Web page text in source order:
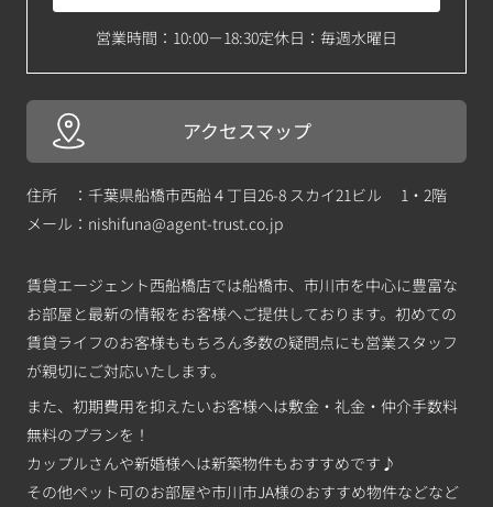
営業時間：10:00－18:30定休日：毎週水曜日
アクセスマップ
住所 ：千葉県船橋市西船４丁目26-8 スカイ21ビル 1・2階
メール： nishifuna@agent-trust.co.jp
賃貸エージェント西船橋店では船橋市、市川市を中心に豊富な
お部屋と最新の情報をお客様へご提供しております。初めての
賃貸ライフのお客様ももちろん多数の疑問点にも営業スタッフ
が親切にご対応いたします。
また、初期費用を抑えたいお客様へは敷金・礼金・仲介手数料
無料のプランを！
カップルさんや新婚様へは新築物件もおすすめです♪
その他ペット可のお部屋や市川市JA様のおすすめ物件などなど